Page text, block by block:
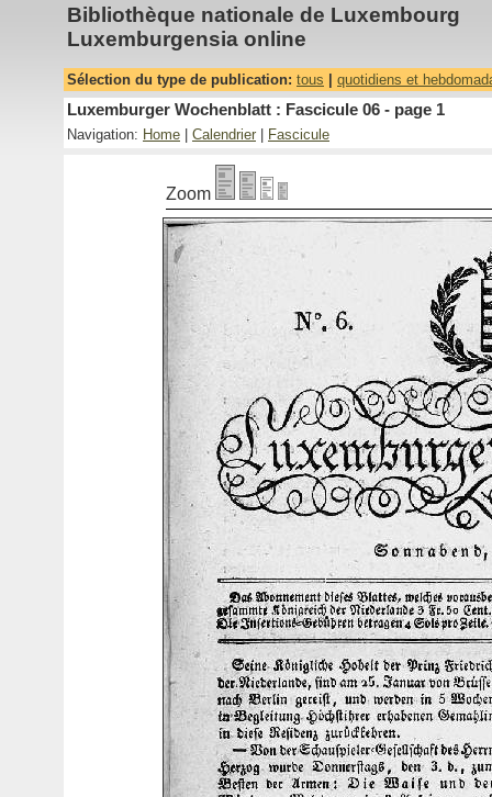
Bibliothèque nationale de Luxembourg
Luxemburgensia online
Sélection du type de publication: tous quotidiens et
Luxemburger Wochenblatt : Fascicule 06 - page 1
Navigation: Home Calendrier Fascicule
Zoom